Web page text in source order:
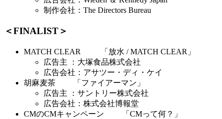
制作会社：The Directors Bureau
＜FINALIST＞
MATCH CLEAR 「放水 / MATCH CLEAR」
広告主 ：大塚食品株式会社
広告会社：アサツー・ディ・ケイ
胡麻麦茶 「ファイアーマン」
広告主 ：サントリー株式会社
広告会社：株式会社博報堂
CMのCMキャンペーン 「CMって何？」